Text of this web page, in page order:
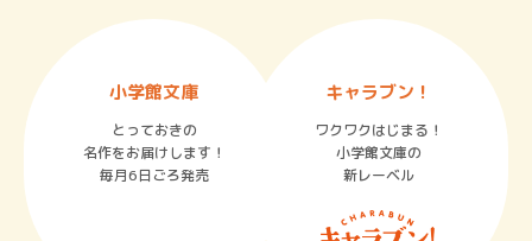
小学館文庫
とっておきの
名作をお届けします！
毎月6日ごろ発売
キャラブン！
ワクワクはじまる！
小学館文庫の
新レーベル